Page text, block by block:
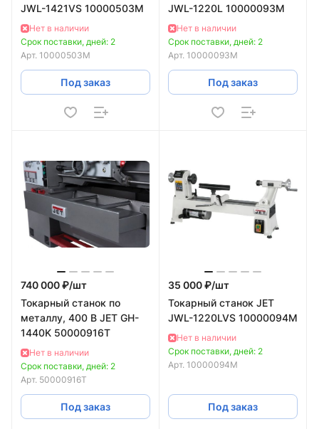
JWL-1421VS 10000503M
Нет в наличии
Срок поставки, дней: 2
Арт. 10000503M
Под заказ
JWL-1220L 10000093M
Нет в наличии
Срок поставки, дней: 2
Арт. 10000093M
Под заказ
740 000 ₽/шт
Токарный станок по
металлу, 400 В JET GH-
1440K 50000916T
Нет в наличии
Срок поставки, дней: 2
Арт. 50000916T
Под заказ
35 000 ₽/шт
Токарный станок JET
JWL-1220LVS 10000094M
Нет в наличии
Срок поставки, дней: 2
Арт. 10000094M
Под заказ